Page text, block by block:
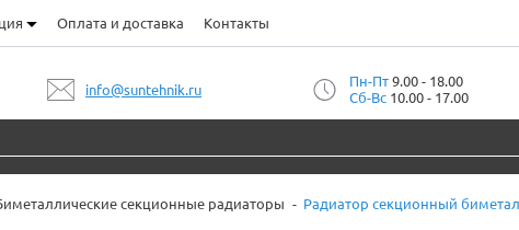
Оплата и доставка Контакты
info@suntehnik.ru Пн-Пт9.00 - 18.00
Сб-Вс10.00 - 17.00
секционные радиаторы
Радиатор секционный